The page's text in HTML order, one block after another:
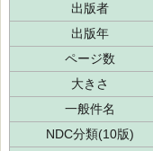
出版者
出版年
ページ数
大きさ
一般件名
NDC分類(10版)